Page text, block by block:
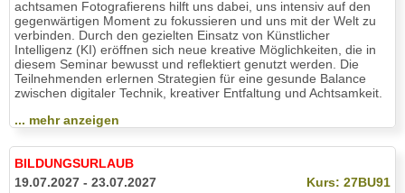
achtsamen Fotografierens hilft uns dabei, uns intensiv auf den
gegenwärtigen Moment zu fokussieren und uns mit der Welt zu
verbinden. Durch den gezielten Einsatz von Künstlicher
Intelligenz (KI) eröffnen sich neue kreative Möglichkeiten, die in
diesem Seminar bewusst und reflektiert genutzt werden. Die
Teilnehmenden erlernen Strategien für eine gesunde Balance
zwischen digitaler Technik, kreativer Entfaltung und Achtsamkeit.
... mehr anzeigen
BILDUNGSURLAUB
19.07.2027 - 23.07.2027
Kurs: 27BU91